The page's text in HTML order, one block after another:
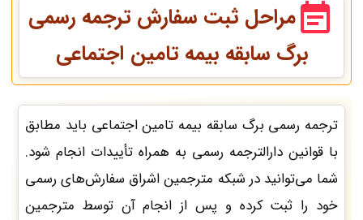
مراحل ثبت سفارش ترجمه رسمی
برگ سابقه بیمه تامین اجتماعی
ترجمه رسمی برگ سابقه بیمه تامین اجتماعی باید مطابق
با قوانین دارالترجمه رسمی به همراه تأییدات انجام شود.
شما می‌توانید در شبکه مترجمین اشراق سفارش‌های رسمی
خود را ثبت کرده و پس از انجام آن توسط مترجمین